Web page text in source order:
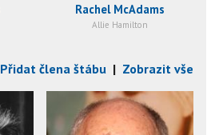
Rachel McAdams
Allie Hamilton
Přidat člena štábu | Zobrazit vše